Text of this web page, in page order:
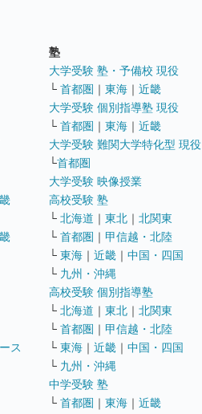
ス
塾
大学受験 塾・予備校 現役
└ 首都圏 ｜ 東海 ｜ 近畿
大学受験 個別指導塾 現役
└ 首都圏 ｜ 東海 ｜ 近畿
大学受験 難関大学特化型 現役
└首都圏
大学受験 映像授業
高校受験 塾
└ 北海道 ｜ 東北 ｜ 北関東
└ 首都圏 ｜ 甲信越・北陸
└ 東海 ｜ 近畿 ｜ 中国・四国
└ 九州・沖縄
高校受験 個別指導塾
└ 北海道 ｜ 東北 ｜ 北関東
└ 首都圏 ｜ 甲信越・北陸
└ 東海 ｜ 近畿 ｜ 中国・四国
└ 九州・沖縄
中学受験 塾
└ 首都圏 ｜ 東海 ｜ 近畿